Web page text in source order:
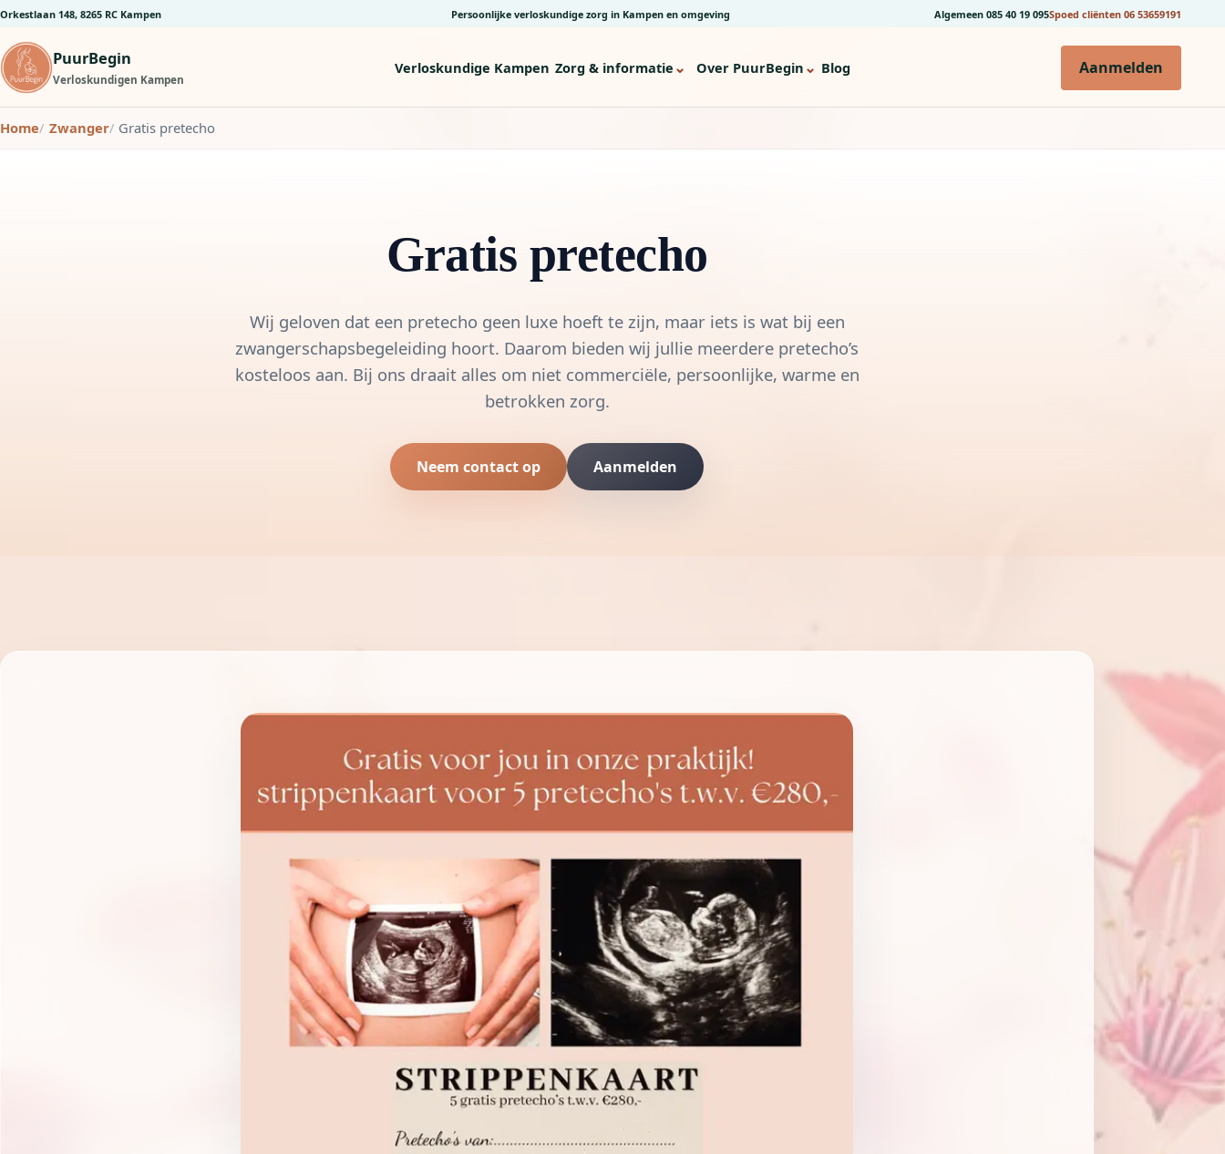
Orkestlaan 148, 8265 RC Kampen Persoonlijke verloskundige zorg in Kampen en omgeving Algemeen 085 40 19 095Spoed cliënten 06 53659191
PuurBegin
Verloskundigen Kampen
Verloskundige Kampen Zorg & informatie ⌄ Over PuurBegin ⌄ Blog Aanmelden
Home Zwanger Gratis pretecho
Gratis pretecho
Wij geloven dat een pretecho geen luxe hoeft te zijn, maar iets is wat bij een
zwangerschapsbegeleiding hoort. Daarom bieden wij jullie meerdere pretecho’s
kosteloos aan. Bij ons draait alles om niet commerciële, persoonlijke, warme en
betrokken zorg.
Neem contact op Aanmelden